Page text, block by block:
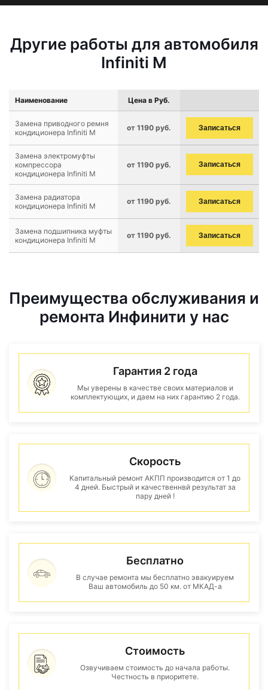
Другие работы для автомобиля
Infiniti M
Наименование Цена в Руб.
Замена приводного ремня
кондиционера Infiniti M
от 1190 руб. Записаться
Замена электромуфты
компрессора
кондиционера Infiniti M
от 1190 руб. Записаться
Замена радиатора
кондиционера Infiniti M
от 1190 руб. Записаться
Замена подшипника муфты
кондиционера Infiniti M
от 1190 руб. Записаться
Преимущества обслуживания и
ремонта Инфинити у нас
Гарантия 2 года
Мы уверены в качестве своих материалов и
комплектующих, и даем на них гарантию 2 года.
Скорость
Капитальный ремонт АКПП производится от 1 до
4 дней. Быстрый и качественнвй результат за
пару дней !
Бесплатно
В случае ремонта мы бесплатно эвакуируем
Ваш автомобиль до 50 км. от МКАД-а
Стоимость
Озвучиваем стоимость до начала работы.
Честность в приоритете.